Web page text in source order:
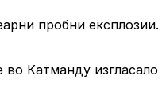
пробни експлозии.
во Катманду изгласало